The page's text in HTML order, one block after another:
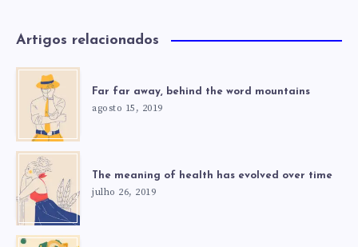
Artigos relacionados
Far far away, behind the word mountains
agosto 15, 2019
The meaning of health has evolved over time
julho 26, 2019